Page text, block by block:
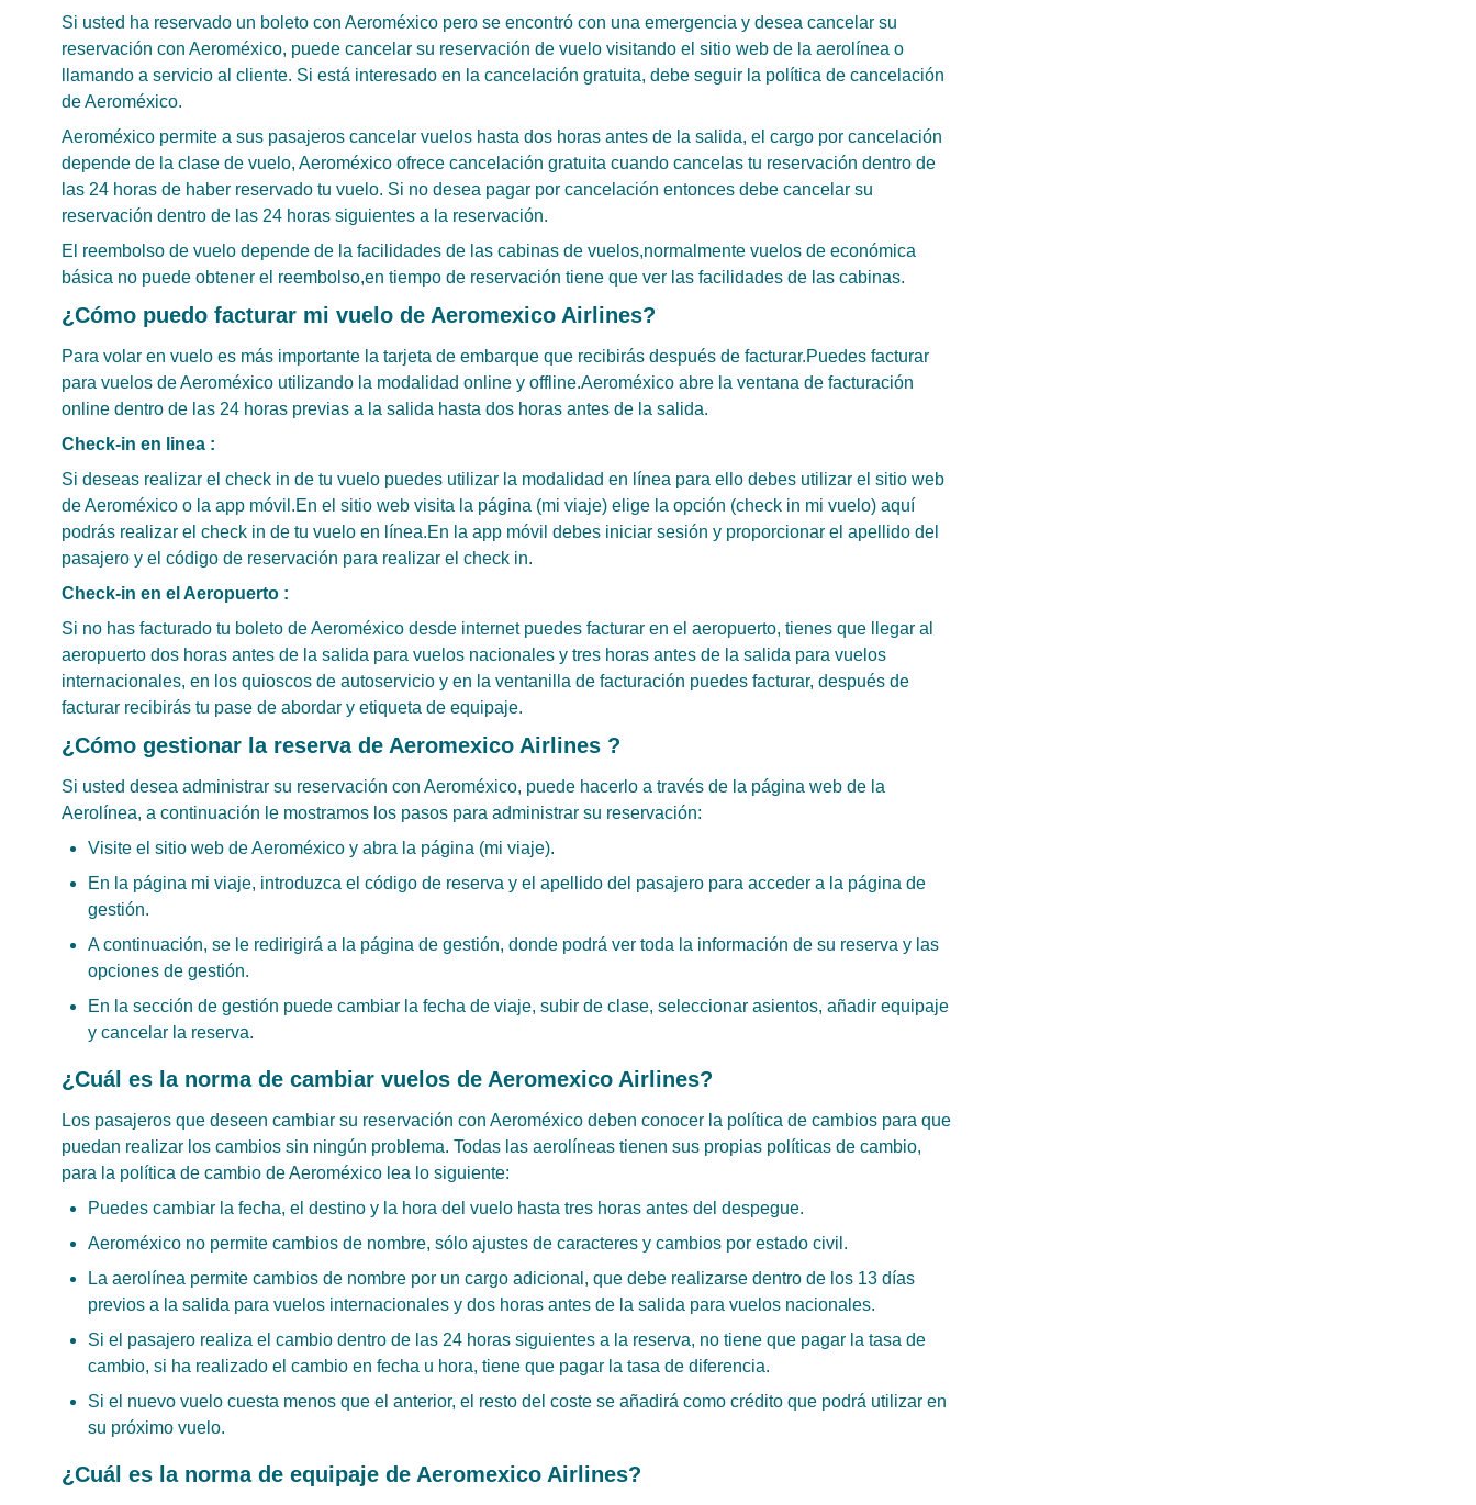
Si usted ha reservado un boleto con Aeroméxico pero se encontró con una emergencia y desea cancelar su
reservación con Aeroméxico, puede cancelar su reservación de vuelo visitando el sitio web de la aerolínea o
llamando a servicio al cliente. Si está interesado en la cancelación gratuita, debe seguir la política de cancelación
de Aeroméxico.
Aeroméxico permite a sus pasajeros cancelar vuelos hasta dos horas antes de la salida, el cargo por cancelación
depende de la clase de vuelo, Aeroméxico ofrece cancelación gratuita cuando cancelas tu reservación dentro de
las 24 horas de haber reservado tu vuelo. Si no desea pagar por cancelación entonces debe cancelar su
reservación dentro de las 24 horas siguientes a la reservación.
El reembolso de vuelo depende de la facilidades de las cabinas de vuelos,normalmente vuelos de económica
básica no puede obtener el reembolso,en tiempo de reservación tiene que ver las facilidades de las cabinas.
¿Cómo puedo facturar mi vuelo de Aeromexico Airlines?
Para volar en vuelo es más importante la tarjeta de embarque que recibirás después de facturar.Puedes facturar
para vuelos de Aeroméxico utilizando la modalidad online y offline.Aeroméxico abre la ventana de facturación
online dentro de las 24 horas previas a la salida hasta dos horas antes de la salida.
Check-in en linea :
Si deseas realizar el check in de tu vuelo puedes utilizar la modalidad en línea para ello debes utilizar el sitio web
de Aeroméxico o la app móvil.En el sitio web visita la página (mi viaje) elige la opción (check in mi vuelo) aquí
podrás realizar el check in de tu vuelo en línea.En la app móvil debes iniciar sesión y proporcionar el apellido del
pasajero y el código de reservación para realizar el check in.
Check-in en el Aeropuerto :
Si no has facturado tu boleto de Aeroméxico desde internet puedes facturar en el aeropuerto, tienes que llegar al
aeropuerto dos horas antes de la salida para vuelos nacionales y tres horas antes de la salida para vuelos
internacionales, en los quioscos de autoservicio y en la ventanilla de facturación puedes facturar, después de
facturar recibirás tu pase de abordar y etiqueta de equipaje.
¿Cómo gestionar la reserva de Aeromexico Airlines ?
Si usted desea administrar su reservación con Aeroméxico, puede hacerlo a través de la página web de la
Aerolínea, a continuación le mostramos los pasos para administrar su reservación:
Visite el sitio web de Aeroméxico y abra la página (mi viaje).
En la página mi viaje, introduzca el código de reserva y el apellido del pasajero para acceder a la página de
gestión.
A continuación, se le redirigirá a la página de gestión, donde podrá ver toda la información de su reserva y las
opciones de gestión.
En la sección de gestión puede cambiar la fecha de viaje, subir de clase, seleccionar asientos, añadir equipaje
y cancelar la reserva.
¿Cuál es la norma de cambiar vuelos de Aeromexico Airlines?
Los pasajeros que deseen cambiar su reservación con Aeroméxico deben conocer la política de cambios para que
puedan realizar los cambios sin ningún problema. Todas las aerolíneas tienen sus propias políticas de cambio,
para la política de cambio de Aeroméxico lea lo siguiente:
Puedes cambiar la fecha, el destino y la hora del vuelo hasta tres horas antes del despegue.
Aeroméxico no permite cambios de nombre, sólo ajustes de caracteres y cambios por estado civil.
La aerolínea permite cambios de nombre por un cargo adicional, que debe realizarse dentro de los 13 días
previos a la salida para vuelos internacionales y dos horas antes de la salida para vuelos nacionales.
Si el pasajero realiza el cambio dentro de las 24 horas siguientes a la reserva, no tiene que pagar la tasa de
cambio, si ha realizado el cambio en fecha u hora, tiene que pagar la tasa de diferencia.
Si el nuevo vuelo cuesta menos que el anterior, el resto del coste se añadirá como crédito que podrá utilizar en
su próximo vuelo.
¿Cuál es la norma de equipaje de Aeromexico Airlines?